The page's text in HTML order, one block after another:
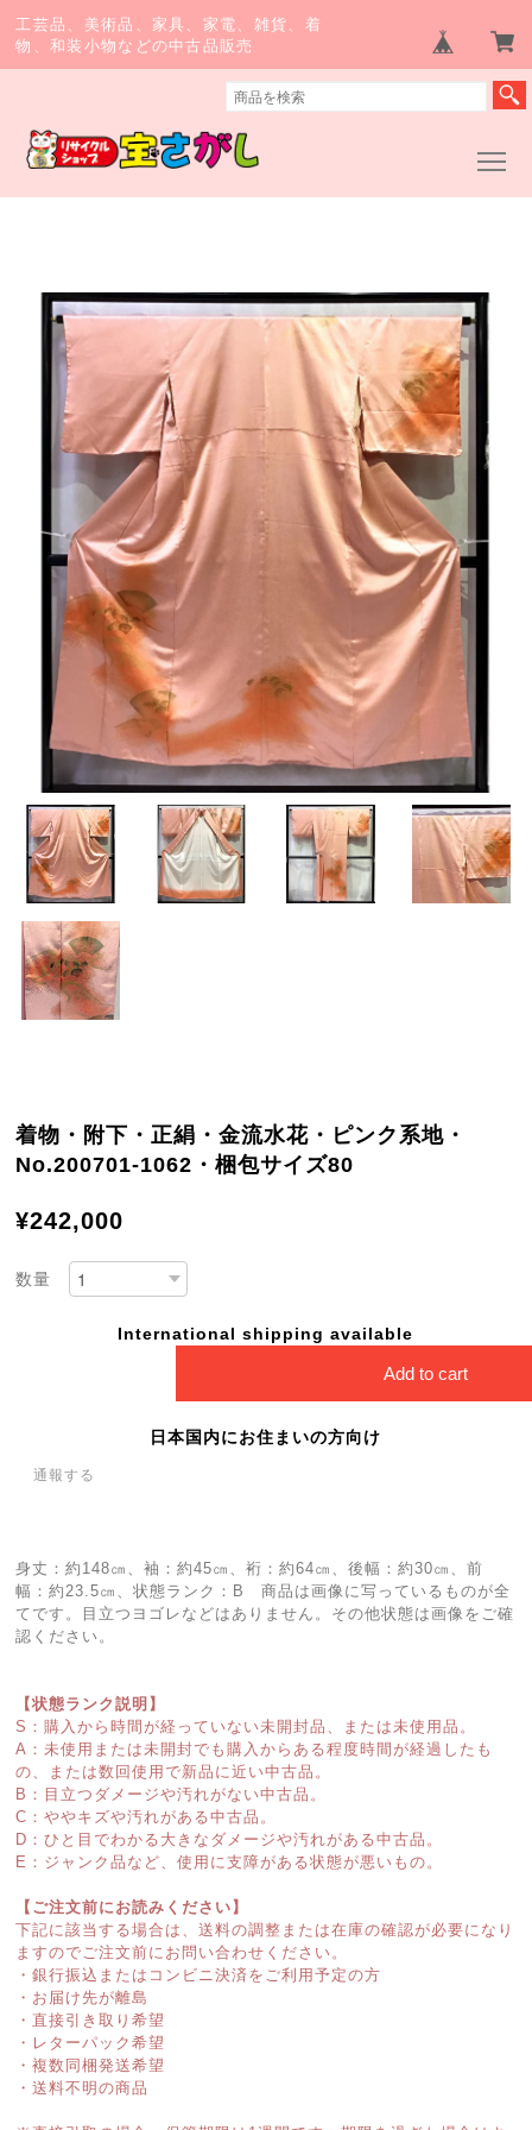
工芸品、美術品、家具、家電、雑貨、着
物、和装小物などの中古品販売
着物・附下・正絹・金流水花・ピンク系地・
No.200701-1062・梱包サイズ80
¥242,000
数量
International shipping available
Add to cart
日本国内にお住まいの方向け
通報する
身丈：約148㎝、袖：約45㎝、裄：約64㎝、後幅：約30㎝、前
幅：約23.5㎝、状態ランク：B 商品は画像に写っているものが全
てです。目立つヨゴレなどはありません。その他状態は画像をご確
認ください。
【状態ランク説明】
S：購入から時間が経っていない未開封品、または未使用品。
A：未使用または未開封でも購入からある程度時間が経過したも
の、または数回使用で新品に近い中古品。
B：目立つダメージや汚れがない中古品。
C：ややキズや汚れがある中古品。
D：ひと目でわかる大きなダメージや汚れがある中古品。
E：ジャンク品など、使用に支障がある状態が悪いもの。
【ご注文前にお読みください】
下記に該当する場合は、送料の調整または在庫の確認が必要になり
ますのでご注文前にお問い合わせください。
・銀行振込またはコンビニ決済をご利用予定の方
・お届け先が離島
・直接引き取り希望
・レターパック希望
・複数同梱発送希望
・送料不明の商品